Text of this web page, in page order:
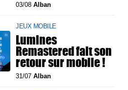
03/08Alban
JEUX MOBILE
Lumines
Remastered fait son
retour sur mobile !
31/07Alban